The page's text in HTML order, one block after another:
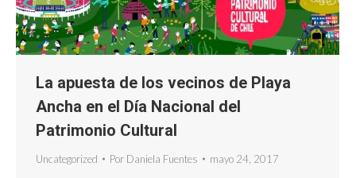
La apuesta de los vecinos de Playa
Ancha en el Día Nacional del
Patrimonio Cultural
Uncategorized Por Daniela Fuentes mayo 24, 2017